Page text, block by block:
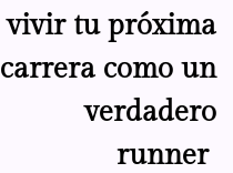
vivir tu próxima
carrera como un
verdadero
runner